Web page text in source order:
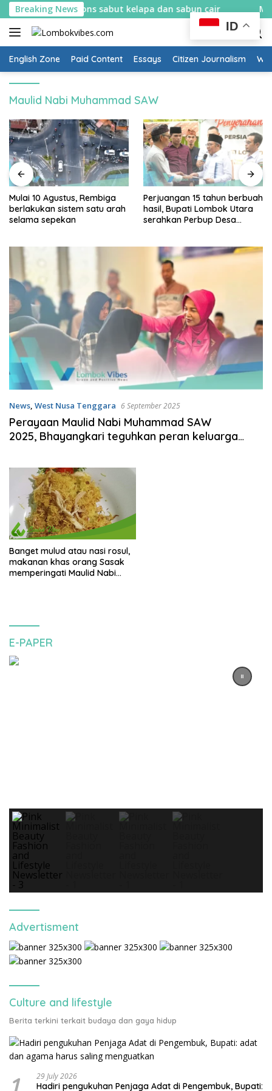
Skip
to
content
Breaking News
bikin spons sabut kelapa dan sabun cair Mulai
English Zone Paid Content Essays Citizen Journalism
Maulid Nabi Muhammad SAW
Mulai 10 Agustus, Rembiga
berlakukan sistem satu arah
selama sepekan
Perjuangan 15 tahun berbuah
hasil, Bupati Lombok Utara
serahkan Perbup Desa
News, West Nusa Tenggara 6 September 2025
Perayaan Maulid Nabi Muhammad SAW
2025, Bhayangkari teguhkan peran keluarga
Banget mulud atau nasi rosul,
makanan khas orang Sasak
memperingati Maulid Nabi
E-PAPER
Advertisment
Culture and lifestyle
Berita terkini terkait budaya dan gaya hidup
29 July 2026
Hadiri pengukuhan Penjaga Adat di Pengembuk, Bupati:
ID